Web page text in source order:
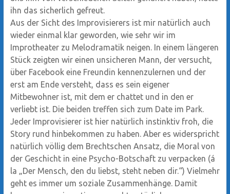
ihn das sicherlich gefreut.
Aus der Sicht des Improvisierers ist mir natürlich auch
wieder einmal klar geworden, wie sehr wir im
Improtheater zu Melodramatik neigen. In einem längeren
Stück zeigten wir einen unsicheren Mann, der versucht,
über Facebook eine Freundin kennenzulernen und der
erst am Ende versteht, dass es sein eigener
Mitbewohner ist, mit dem er chattet und in den er
verliebt ist. Die beiden treffen sich zum Date im Park.
Jeder Improvisierer ist hier natürlich instinktiv froh, die
Story rund hinbekommen zu haben. Aber es widerspricht
natürlich völlig dem Brechtschen Ansatz, die Moral von
der Geschicht in eine Psycho-Botschaft zu verpacken (á
la „Der Mensch, den du liebst, steht neben dir.“) Vielmehr
geht es immer um soziale Zusammenhänge. Damit